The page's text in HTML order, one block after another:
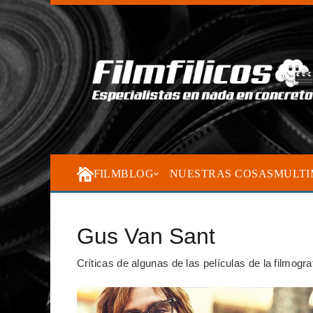
FILMBLOG NUESTRAS COSAS
Gus Van Sant
Críticas de algunas de las películas de la